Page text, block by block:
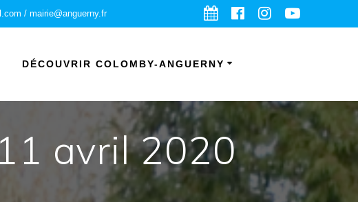
/ mairie@anguerny.fr
DÉCOUVRIR COLOMBY-ANGUERNY
avril 2020